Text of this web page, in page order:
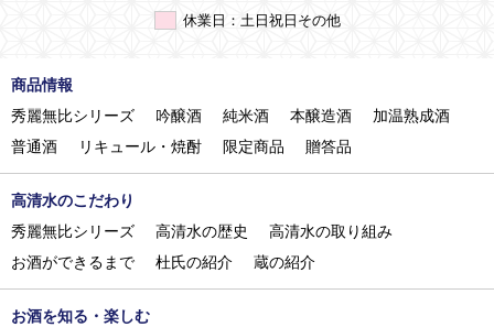
商品情報
秀麗無比シリーズ
吟醸酒 純米酒 本醸造酒
加温熟成酒
普通酒
リキュール・焼酎 限定商品 贈答品
高清水のこだわり
秀麗無比シリーズ
高清水の歴史
高清水の取り組み
お酒ができるまで
杜氏の紹介 蔵の紹介
お酒を知る・楽しむ
休業日：土日祝日その他